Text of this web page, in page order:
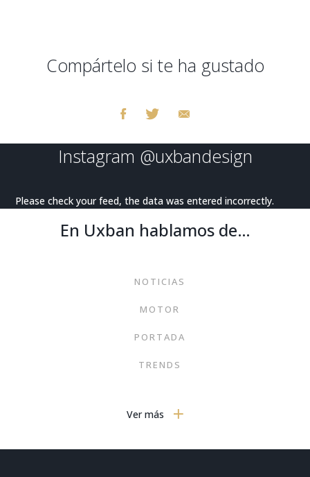
Compártelo si te ha gustado
Instagram @uxbandesign
Please check your feed, the data was entered incorrectly.
En Uxban hablamos de…
NOTICIAS
MOTOR
PORTADA
TRENDS
HOGAR
INTERIORISMO
Ver más